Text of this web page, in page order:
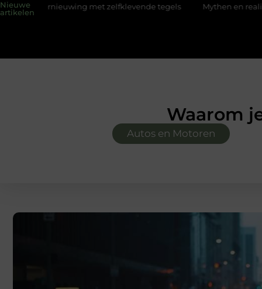
Nieuwe
artikelen
met zelfklevende tegels Mythen en realiteiten van een
Waarom
Autos en Motoren